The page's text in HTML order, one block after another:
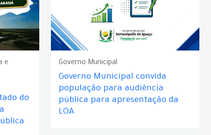
e
do
Governo Municipal
Governo Municipal convida
população para audiência
pública para apresentação da
LOA